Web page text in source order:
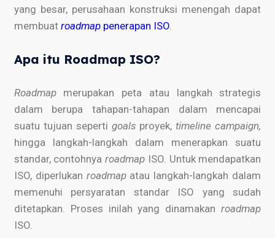
yang besar, perusahaan konstruksi menengah dapat
membuat roadmap penerapan ISO.
Apa itu Roadmap ISO?
Roadmap merupakan peta atau langkah strategis
dalam berupa tahapan-tahapan dalam mencapai
suatu tujuan seperti goals proyek,timeline campaign,
hingga langkah-langkah dalam menerapkan suatu
standar, contohnyaroadmap ISO. Untuk mendapatkan
ISO, diperlukan roadmap atau langkah-langkah dalam
memenuhi persyaratan standar ISO yang sudah
ditetapkan. Proses inilah yang dinamakanroadmap
ISO.